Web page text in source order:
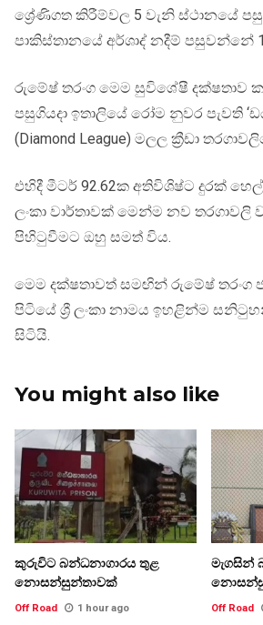
ශ්‍රේණිගත කිරීම්වල 5 වැනි ස්ථානයේ
පාකිස්තානයේ අර්ශාද් නදීම් පසුවන්නේ
රුමේෂ් තරංග මෙම සුවිශේෂී දක්ෂතාව
පසුගියදා ඉතාලියේ රෝම නුවර පැවති
(Diamond League) මලල ක්‍රීඩා
එහිදී මීටර් 92.62ක අතිවිශිෂ්ට දුරක්
ලංකා වාර්තාවක් මෙන්ම නව තරගාවලි
පිහිටුවීමට ඔහු සමත් විය.
මෙම දක්ෂතාවත් සමඟින් රුමේෂ් තරංග
පිටියේ ශ්‍රී ලංකා නාමය ඉහළින්ම
සිටියි.
You might also like
කුරුවිට බන්ධනාගාරය තුළ
නොසන්සුන්තාවක්
Off Road 1 hour ago
මැගසින්
Off Road